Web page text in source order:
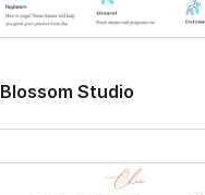
Blossom Studio